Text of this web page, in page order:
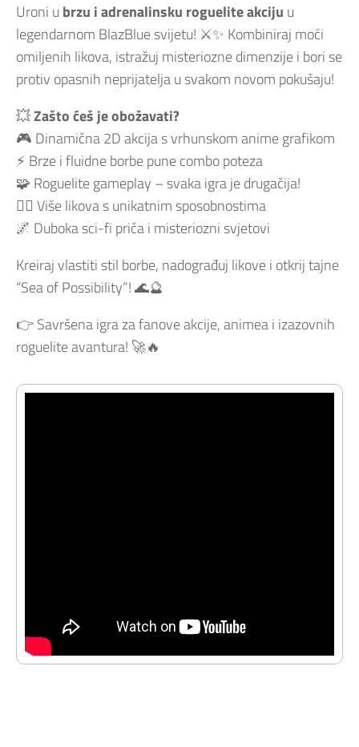
Uroni u brzu i adrenalinsku roguelite akciju u
legendarnom BlazBlue svijetu! ⚔️✨ Kombiniraj moći
omiljenih likova, istražuj misteriozne dimenzije i bori se
protiv opasnih neprijatelja u svakom novom pokušaju!
💥Zašto ćeš je obožavati?
🎮 Dinamična 2D akcija s vrhunskom anime grafikom
⚡ Brze i fluidne borbe pune combo poteza
🧩 Roguelite gameplay – svaka igra je drugačija!
🧙‍♂️ Više likova s unikatnim sposobnostima
🌌 Duboka sci-fi priča i misteriozni svjetovi
Kreiraj vlastiti stil borbe, nadograđuj likove i otkrij tajne
“Sea of Possibility”! 🌊🔮
👉 Savršena igra za fanove akcije, animea i izazovnih
roguelite avantura! 🚀🔥